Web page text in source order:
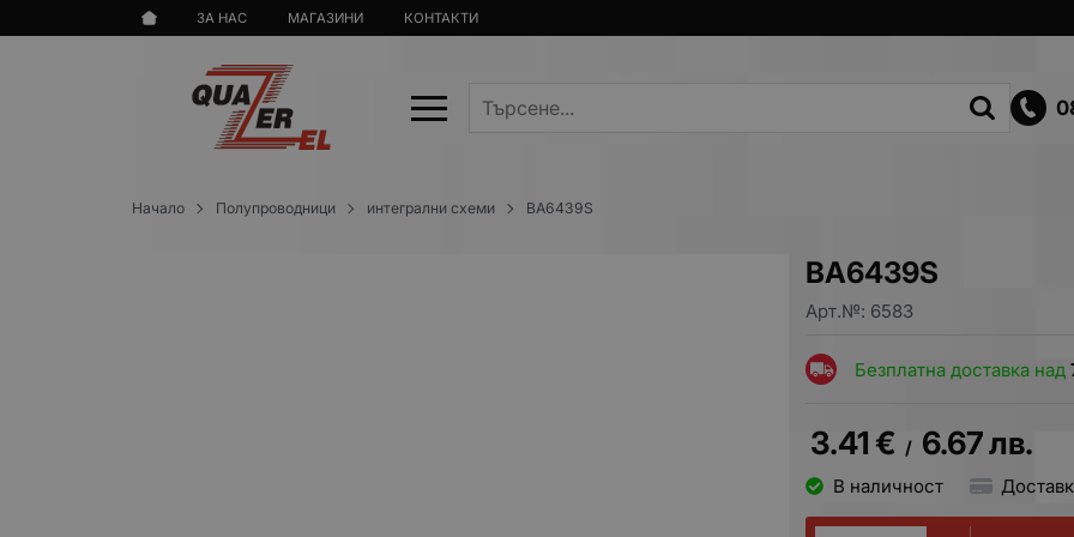
ЗА НАС МАГАЗИНИ КОНТАКТИ
Начало Полупроводници интегрални схеми BA6439S
BA6439S
Арт.№: 6583
Безплатна доставка над
3.41 € / 6.67лв.
В наличност